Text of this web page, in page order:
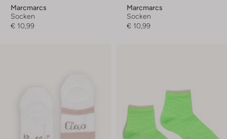
Marcmarcs
Socken
€ 10,99
Marcmarcs
Socken
€ 10,99